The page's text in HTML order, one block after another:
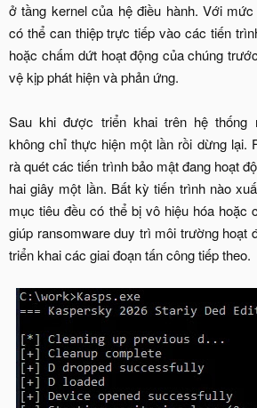
ở tầng kernel của hệ điều hành. Với
có thể can thiệp trực tiếp vào các tiến
hoặc chấm dứt hoạt động của chúng
vệ kịp phát hiện và phản ứng.
Sau khi được triển khai trên hệ thống
không chỉ thực hiện một lần rồi dừng lại.
rà quét các tiến trình bảo mật đang hoạt
hai giây một lần. Bất kỳ tiến trình nào
mục tiêu đều có thể bị vô hiệu hóa hoặc
giúp ransomware duy trì môi trường hoạt
triển khai các giai đoạn tấn công tiếp theo.